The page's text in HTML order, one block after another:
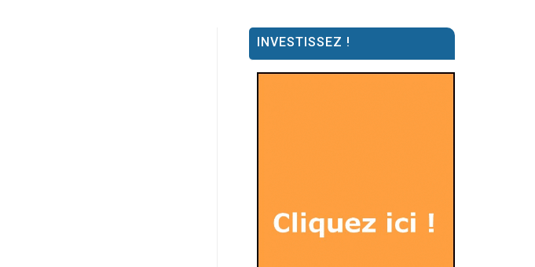
INVESTISSEZ !